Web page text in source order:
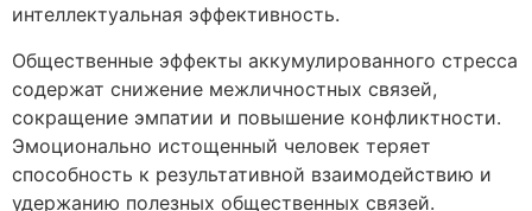
интеллектуальная эффективность.
Общественные эффекты аккумулированного стресса
содержат снижение межличностных связей,
сокращение эмпатии и повышение конфликтности.
Эмоционально истощенный человек теряет
способность к результативной взаимодействию и
удержанию полезных общественных связей.